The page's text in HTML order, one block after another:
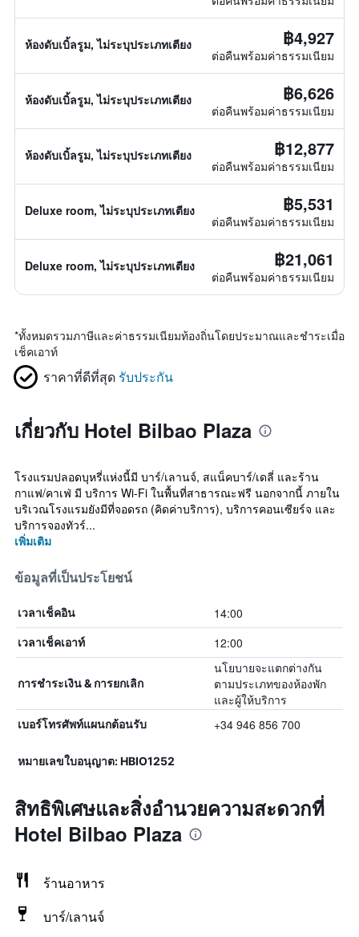
ห้องดับเบิ้ลรูม, ไม่ระบุประเภทเตียง ฿4,927
ต่อคืนพร้อมค่าธรรมเนียม
ห้องดับเบิ้ลรูม, ไม่ระบุประเภทเตียง ฿6,626
ต่อคืนพร้อมค่าธรรมเนียม
ห้องดับเบิ้ลรูม, ไม่ระบุประเภทเตียง ฿12,877
ต่อคืนพร้อมค่าธรรมเนียม
Deluxe room, ไม่ระบุประเภทเตียง ฿5,531
ต่อคืนพร้อมค่าธรรมเนียม
Deluxe room, ไม่ระบุประเภทเตียง ฿21,061
ต่อคืนพร้อมค่าธรรมเนียม
*ทั้งหมดรวมภาษีและค่าธรรมเนียมท้องถิ่นโดยประมาณและชำระเมื่อ
เช็คเอาท์
ราคาที่ดีที่สุด รับประกัน
เกี่ยวกับ Hotel Bilbao Plaza
โรงแรมปลอดบุหรี่แห่งนี้มี บาร์/เลานจ์, สแน็คบาร์/เดลี่ และร้าน
กาแฟ/คาเฟ่ มี บริการ Wi-Fi ในพื้นที่สาธารณะฟรี นอกจากนี้ ภายใน
บริเวณโรงแรมยังมีที่จอดรถ (คิดค่าบริการ), บริการคอนเซียร์จ และ
บริการจองทัวร์...
เพิ่มเติม
ข้อมูลที่เป็นประโยชน์
เวลาเช็คอิน 14:00
เวลาเช็คเอาท์ 12:00
การชำระเงิน & การยกเลิก
นโยบายจะแตกต่างกัน
ตามประเภทของห้องพัก
และผู้ให้บริการ
เบอร์โทรศัพท์แผนกต้อนรับ +34 946 856 700
หมายเลขใบอนุญาต: HBIO1252
สิทธิพิเศษและสิ่งอำนวยความสะดวกที่
Hotel Bilbao Plaza
ร้านอาหาร
บาร์/เลานจ์